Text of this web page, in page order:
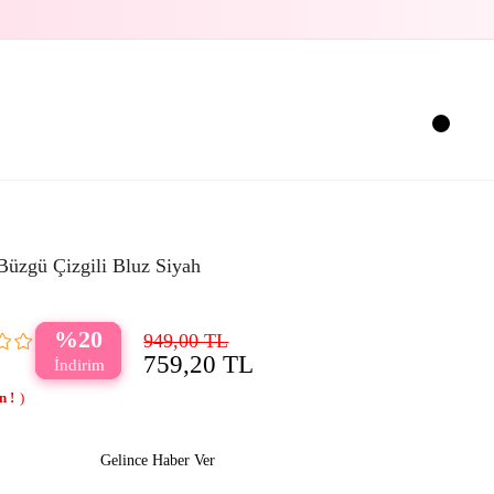
Çizgili Bluz Siyah
20 949,00 TL
759,20 TL
Gelince Haber Ver